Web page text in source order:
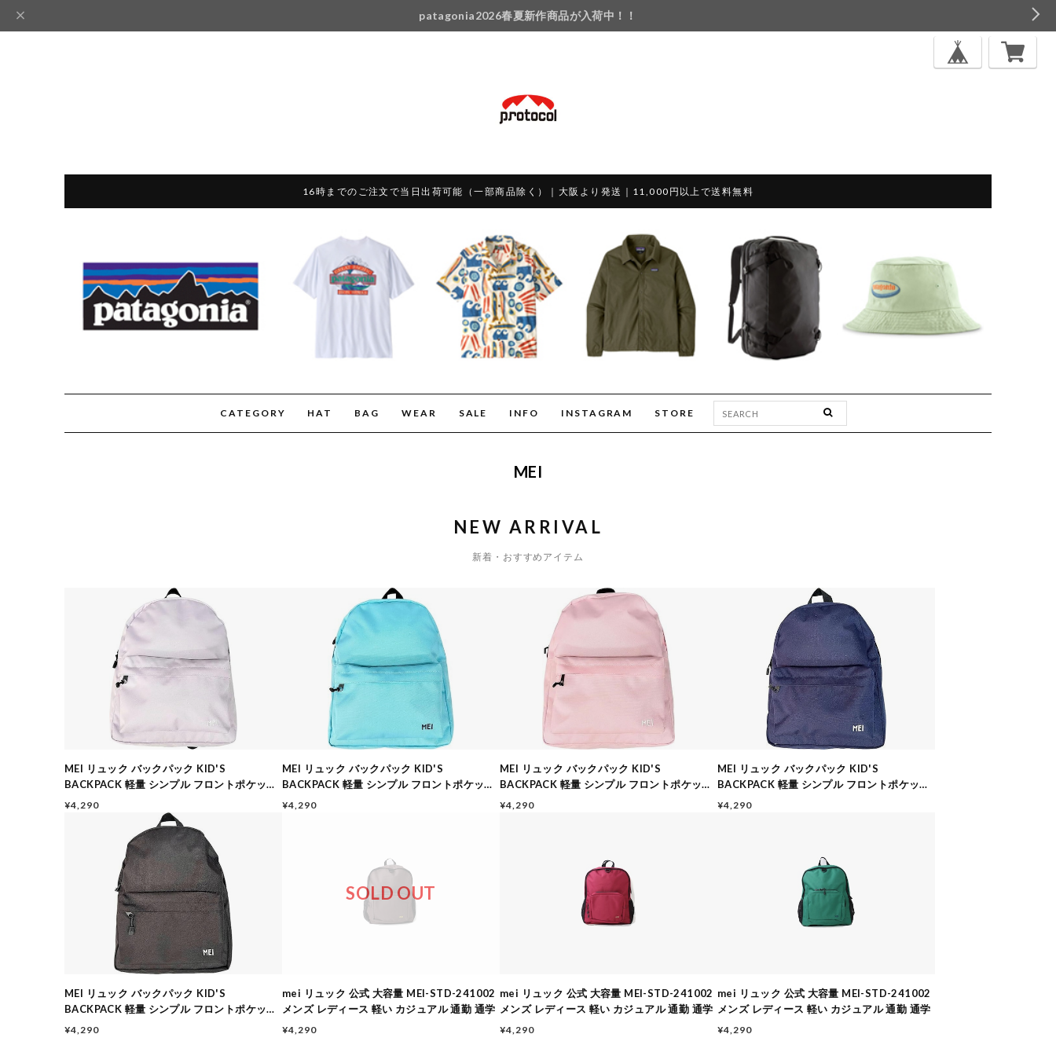
patagonia2026春夏新作商品が入荷中！！
16時までのご注文で当日出荷可能（一部商品除く）｜大阪より発送｜11,000円以上で送料無料
CATEGORY HAT BAG WEAR SALE INFO INSTAGRAM STORE
MEI
NEW ARRIVAL
新着・おすすめアイテム
MEI リュック バックパック KID'S
BACKPACK 軽量 シンプル フロントポケット
9.5L STD261002 PURPLE
¥4,290
MEI リュック バックパック KID'S
BACKPACK 軽量 シンプル フロントポケット
9.5L STD261002 TARQUISE
¥4,290
MEI リュック バックパック KID'S
BACKPACK 軽量 シンプル フロントポケット
9.5L STD261002 PINK
¥4,290
MEI リュック バックパック KID'S
BACKPACK 軽量 シンプル フロントポケット
9.5L STD261002 NAVY
¥4,290
MEI リュック バックパック KID'S
BACKPACK 軽量 シンプル フロントポケット
9.5L STD261002 BLACK
¥4,290
SOLD OUT
mei リュック 公式 大容量 MEI-STD-241002
メンズ レディース 軽い カジュアル 通勤 通学
¥4,290
mei リュック 公式 大容量 MEI-STD-241002
メンズ レディース 軽い カジュアル 通勤 通学
¥4,290
mei リュック 公式 大容量 MEI-STD-241002
メンズ レディース 軽い カジュアル 通勤 通学
¥4,290